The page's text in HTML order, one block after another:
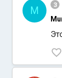
M 3